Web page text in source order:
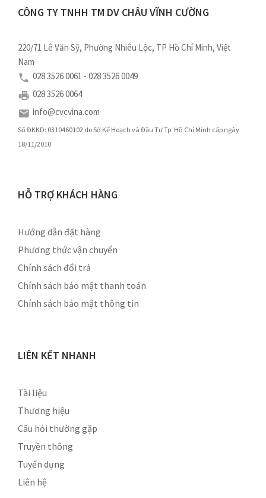
CÔNG TY TNHH TM DV CHÂU VĨNH CƯỜNG
220/71 Lê Văn Sỹ, Phường Nhiêu Lộc, TP Hồ Chí Minh, Việt
Nam
028 3526 0061 - 028 3526 0049
028 3526 0064
info@cvcvina.com
Số ĐKKD: 0310460102 do Sở Kế Hoạch và Đầu Tư Tp. Hồ Chí Minh cấp ngày
18/11/2010
HỖ TRỢ KHÁCH HÀNG
Hướng dẫn đặt hàng
Phương thức vận chuyển
Chính sách đổi trả
Chính sách bảo mật thanh toán
Chính sách bảo mật thông tin
LIÊN KẾT NHANH
Tài liệu
Thương hiệu
Câu hỏi thường gặp
Truyền thông
Tuyển dụng
Liên hệ